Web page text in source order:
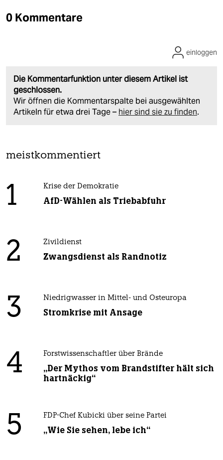
0 Kommentare
Die Kommentarfunktion unter diesem Artikel ist
geschlossen.
Wir öffnen die Kommentarspalte bei ausgewählten
Artikeln für etwa drei Tage – hier sind sie zu finden.
einloggen
meistkommentiert
1 Krise der Demokratie
AfD-Wählen als Triebabfuhr
2 Zivildienst
Zwangsdienst als Randnotiz
3 Niedrigwasser in Mittel- und Osteuropa
Stromkrise mit Ansage
4 Forstwissenschaftler über Brände
„Der Mythos vom Brandstifter hält sich
hartnäckig“
5 FDP-Chef Kubicki über seine Partei
„Wie Sie sehen, lebe ich“